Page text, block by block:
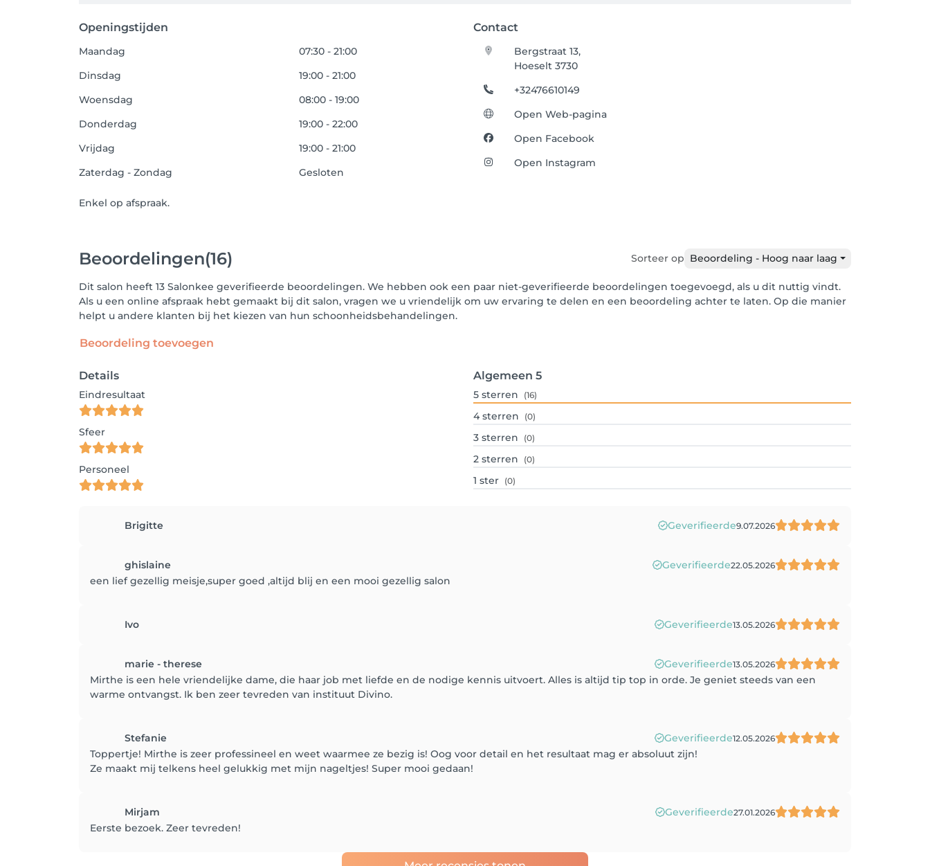
Openingstijden Contact
Maandag
07:30 - 21:00
Dinsdag
19:00 - 21:00
Woensdag
08:00 - 19:00
Donderdag
19:00 - 22:00
Vrijdag
19:00 - 21:00
Zaterdag - Zondag
Gesloten
Enkel op afspraak.
Bergstraat 13,
Hoeselt 3730
+32476610149
Open Web-pagina
Open Facebook
Open Instagram
Beoordelingen(16) Sorteer op Beoordeling - Hoog naar laag
Dit salon heeft 13 Salonkee geverifieerde beoordelingen. We hebben ook een paar niet-geverifieerde beoordelingen toegevoegd, als u dit nuttig vindt.
Als u een online afspraak hebt gemaakt bij dit salon, vragen we u vriendelijk om uw ervaring te delen en een beoordeling achter te laten. Op die manier
helpt u andere klanten bij het kiezen van hun schoonheidsbehandelingen.
Beoordeling toevoegen
Details
Eindresultaat
Sfeer
Personeel
Algemeen 5
5 sterren (16)
4 sterren (0)
3 sterren (0)
2 sterren (0)
1 ster (0)
Brigitte Geverifieerde9.07.2026
ghislaine Geverifieerde22.05.2026
een lief gezellig meisje,super goed ,altijd blij en een mooi gezellig salon
Ivo Geverifieerde13.05.2026
marie - therese Geverifieerde13.05.2026
Mirthe is een hele vriendelijke dame, die haar job met liefde en de nodige kennis uitvoert. Alles is altijd tip top in orde. Je geniet steeds van een
warme ontvangst. Ik ben zeer tevreden van instituut Divino.
Stefanie Geverifieerde12.05.2026
Toppertje! Mirthe is zeer professineel en weet waarmee ze bezig is! Oog voor detail en het resultaat mag er absoluut zijn!
Ze maakt mij telkens heel gelukkig met mijn nageltjes! Super mooi gedaan!
Mirjam Geverifieerde27.01.2026
Eerste bezoek. Zeer tevreden!